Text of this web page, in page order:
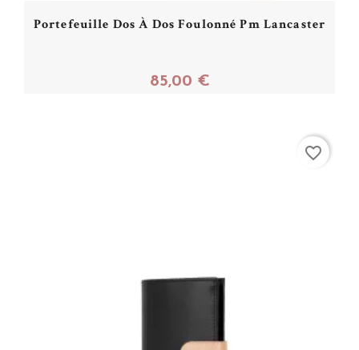
Portefeuille Dos À Dos Foulonné Pm Lancaster
85,00 €
favorite_border